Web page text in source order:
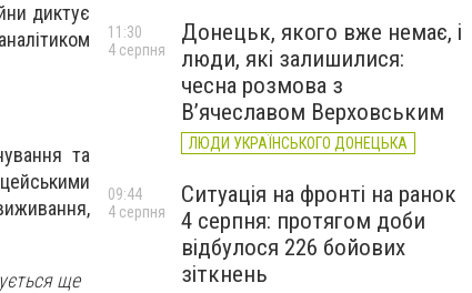
диктує
та
ще
Донецьк, якого вже немає, і
люди, які залишилися:
чесна розмова з
В’ячеславом Верховським
ЛЮДИ УКРАЇНСЬКОГО ДОНЕЦЬКА
11:30
4 серпня
Ситуація на фронті на ранок
4 серпня: протягом доби
відбулося 226 бойових
зіткнень
09:44
4 серпня